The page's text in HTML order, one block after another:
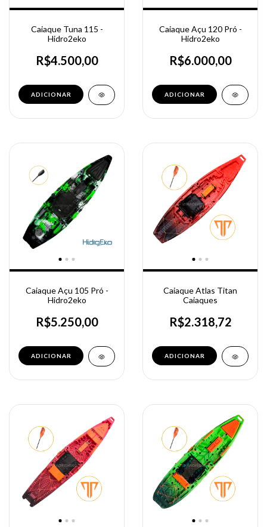
Caiaque Tuna 115 -
Hidro2eko
R$4.500,00
Caiaque Açu 120 Pró -
Hidro2eko
R$6.000,00
Caiaque Açu 105 Pró -
Hidro2eko
R$5.250,00
Caiaque Atlas Titan
Caiaques
R$2.318,72